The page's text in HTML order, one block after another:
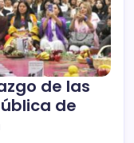
de las
de